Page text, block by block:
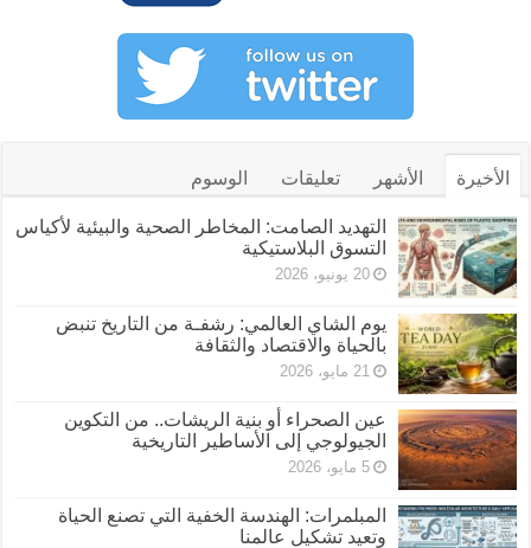
الأخيرة الأشهر تعليقات الوسوم
التهديد الصامت: المخاطر الصحية والبيئية لأكياس
التسوق البلاستيكية
20 يونيو، 2026
يوم الشاي العالمي: رشفـة من التاريخ تنبض
بالحياة والاقتصاد والثقافة
21 مايو، 2026
عين الصحراء أو بنية الريشات.. من التكوين
الجيولوجي إلى الأساطير التاريخية
5 مايو، 2026
المبلمرات: الهندسة الخفية التي تصنع الحياة
وتعيد تشكيل عالمنا